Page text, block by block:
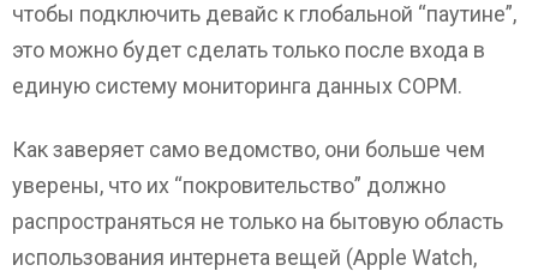
чтобы подключить девайс к глобальной “паутине”,
это можно будет сделать только после входа в
единую систему мониторинга данных СОРМ.
Как заверяет само ведомство, они больше чем
уверены, что их “покровительство” должно
распространяться не только на бытовую область
использования интернета вещей (Apple Watch,